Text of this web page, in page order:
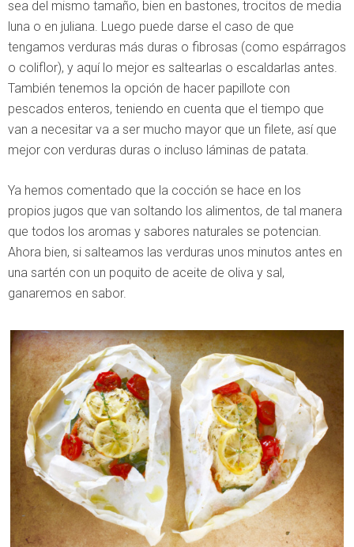
sea del mismo tamaño, bien en bastones, trocitos de media
luna o en juliana. Luego puede darse el caso de que
tengamos verduras más duras o fibrosas (como espárragos
o coliflor), y aquí lo mejor es saltearlas o escaldarlas antes.
También tenemos la opción de hacer papillote con
pescados enteros, teniendo en cuenta que el tiempo que
van a necesitar va a ser mucho mayor que un filete, así que
mejor con verduras duras o incluso láminas de patata.
Ya hemos comentado que la cocción se hace en los
propios jugos que van soltando los alimentos, de tal manera
que todos los aromas y sabores naturales se potencian.
Ahora bien, si salteamos las verduras unos minutos antes en
una sartén con un poquito de aceite de oliva y sal,
ganaremos en sabor.